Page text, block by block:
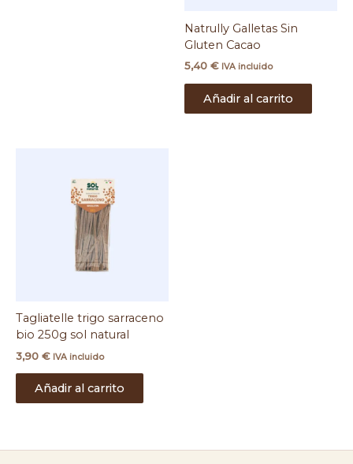
Natrully Galletas Sin
Gluten Cacao
5,40 € IVA incluido
Añadir al carrito
Tagliatelle trigo sarraceno
bio 250g sol natural
3,90 € IVA incluido
Añadir al carrito